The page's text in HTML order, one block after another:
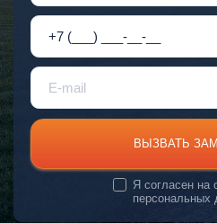
ВЫЗВАТЬ
Я согласен на
персональных